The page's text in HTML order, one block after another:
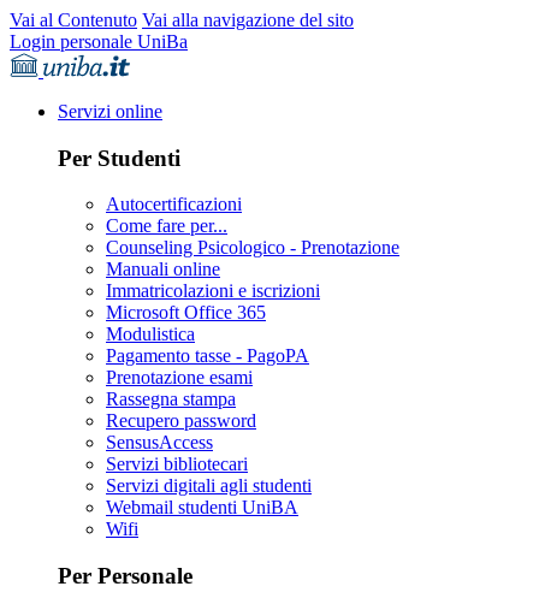
Vai al Contenuto Vai alla navigazione del sito
Login personale UniBa
Servizi online
Per Studenti
Autocertificazioni
Come fare per...
Counseling Psicologico - Prenotazione
Manuali online
Immatricolazioni e iscrizioni
Microsoft Office 365
Modulistica
Pagamento tasse - PagoPA
Prenotazione esami
Rassegna stampa
Recupero password
SensusAccess
Servizi bibliotecari
Servizi digitali agli studenti
Webmail studenti UniBA
Wifi
Per Personale